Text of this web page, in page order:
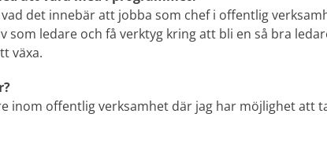
det innebär att jobba som chef i offentlig
som ledare och få verktyg kring att bli en så bra
växa.
inom offentlig verksamhet där jag har möjlighet att